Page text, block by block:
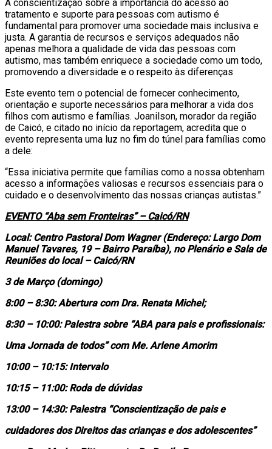
A conscientização sobre a importância do acesso ao
tratamento e suporte para pessoas com autismo é
fundamental para promover uma sociedade mais inclusiva e
justa. A garantia de recursos e serviços adequados não
apenas melhora a qualidade de vida das pessoas com
autismo, mas também enriquece a sociedade como um todo,
promovendo a diversidade e o respeito às diferenças
Este evento tem o potencial de fornecer conhecimento,
orientação e suporte necessários para melhorar a vida dos
filhos com autismo e famílias. Joanilson, morador da região
de Caicó, e citado no início da reportagem, acredita que o
evento representa uma luz no fim do túnel para famílias como
a dele:
“Essa iniciativa permite que famílias como a nossa obtenham
acesso a informações valiosas e recursos essenciais para o
cuidado e o desenvolvimento das nossas crianças autistas.”
EVENTO “Aba sem Fronteiras” – Caicó/RN
Local: Centro Pastoral Dom Wagner (Endereço: Largo Dom
Manuel Tavares, 19 – Bairro Paraíba), no Plenário e Sala de
Reuniões do local – Caicó/RN
3 de Março (domingo)
8:00 – 8:30: Abertura com Dra. Renata Michel;
8:30 – 10:00: Palestra sobre “ABA para pais e profissionais:
Uma Jornada de todos” com Me. Arlene Amorim
10:00 – 10:15: Intervalo
10:15 – 11:00: Roda de dúvidas
13:00 – 14:30: Palestra “Conscientização de pais e
cuidadores dos Direitos das crianças e dos adolescentes”